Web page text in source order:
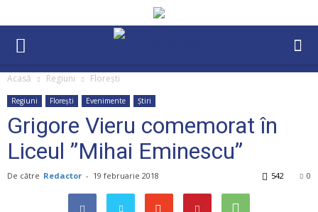
Acasă Regiuni Florești
Regiuni Florești Evenimente Știri
Grigore Vieru comemorat în
Liceul ”Mihai Eminescu”
De către Redactor - 19 februarie 2018 0
542